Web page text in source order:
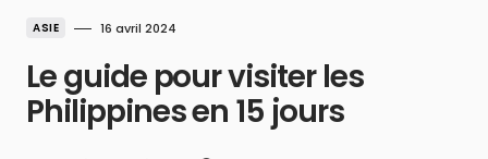
ASIE 16 avril 2024
Le guide pour visiter les
Philippines en 15 jours